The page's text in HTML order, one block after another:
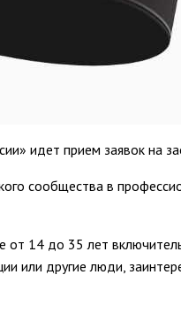
идет прием заявок на
сообщества в
от 14 до 35 лет
или другие люди,